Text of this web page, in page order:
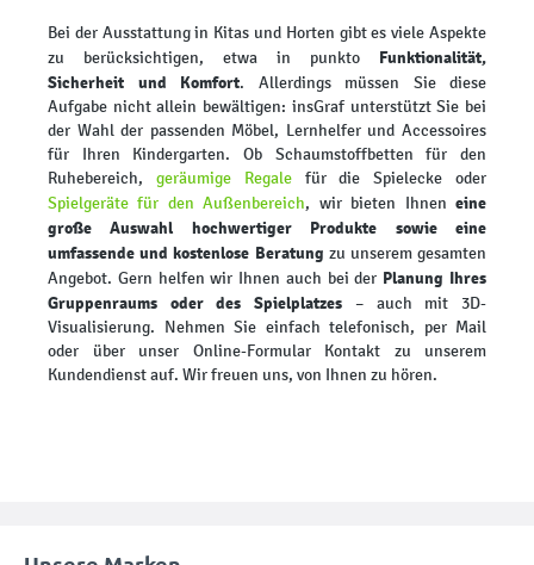
Bei der Ausstattung in Kitas und Horten gibt es viele Aspekte
zu berücksichtigen, etwa in punkto Funktionalität,
Sicherheit und Komfort. Allerdings müssen Sie diese
Aufgabe nicht allein bewältigen: insGraf unterstützt Sie bei
der Wahl der passenden Möbel, Lernhelfer und Accessoires
für Ihren Kindergarten. Ob Schaumstoffbetten für den
Ruhebereich, geräumige Regalefür die Spielecke oder
Spielgeräte für den Außenbereich, wir bieten Ihneneine
große Auswahl hochwertiger Produkte sowie eine
umfassende und kostenlose Beratung zu unserem gesamten
Angebot. Gern helfen wir Ihnen auch bei der Planung Ihres
Gruppenraums oder des Spielplatzes – auch mit 3D-
Visualisierung. Nehmen Sie einfach telefonisch, per Mail
oder über unser Online-Formular Kontakt zu unserem
Kundendienst auf. Wir freuen uns, von Ihnen zu hören.